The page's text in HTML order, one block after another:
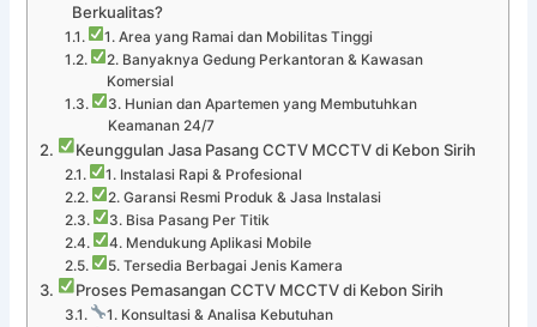
Berkualitas?
1. Area yang Ramai dan Mobilitas Tinggi
2. Banyaknya Gedung Perkantoran & Kawasan
Komersial
3. Hunian dan Apartemen yang Membutuhkan
Keamanan 24/7
Keunggulan Jasa Pasang CCTV MCCTV di Kebon Sirih
1. Instalasi Rapi & Profesional
2. Garansi Resmi Produk & Jasa Instalasi
3. Bisa Pasang Per Titik
4. Mendukung Aplikasi Mobile
5. Tersedia Berbagai Jenis Kamera
Proses Pemasangan CCTV MCCTV di Kebon Sirih
1. Konsultasi & Analisa Kebutuhan